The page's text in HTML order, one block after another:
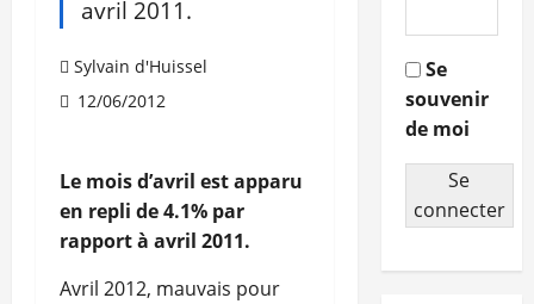
avril 2011.
Sylvain d'Huissel
12/06/2012
Le mois d’avril est apparu
en repli de 4.1% par
rapport à avril 2011.
Avril 2012, mauvais pour
Se
souvenir
de moi
Se
connecter